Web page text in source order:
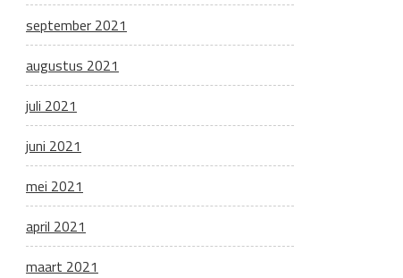
september 2021
augustus 2021
juli 2021
juni 2021
mei 2021
april 2021
maart 2021